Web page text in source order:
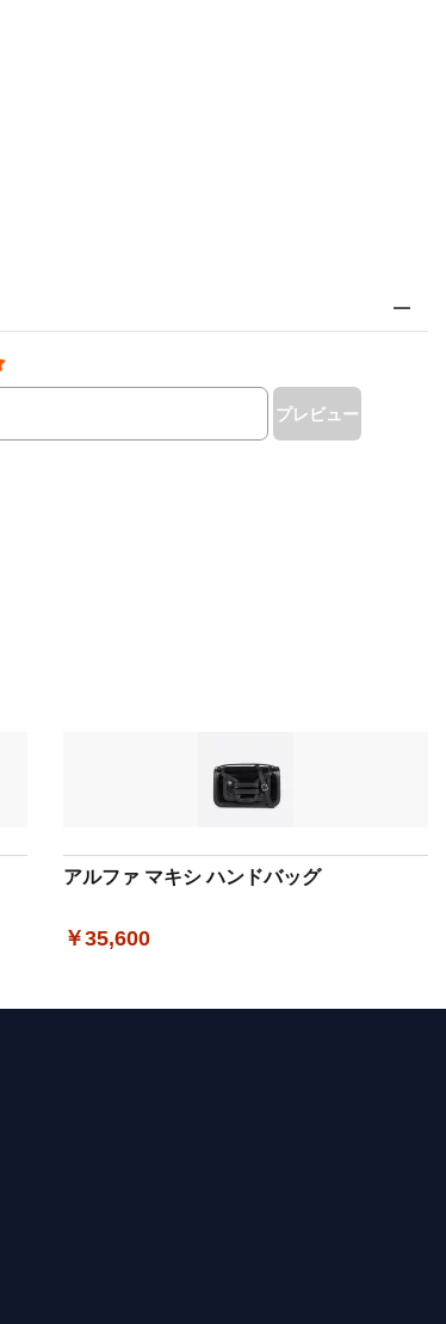
プレビュー
アルファ マキシ ハンドバッグ
￥35,600